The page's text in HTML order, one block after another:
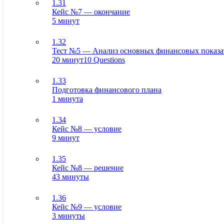
1.31
Кейс №7 — окончание
5 минут
1.32
Тест №5 — Анализ основных финансовых
20 минут10 Questions
1.33
Подготовка финансового плана
1 минута
1.34
Кейс №8 — условие
9 минут
1.35
Кейс №8 — решение
43 минуты
1.36
Кейс №9 — условие
3 минуты